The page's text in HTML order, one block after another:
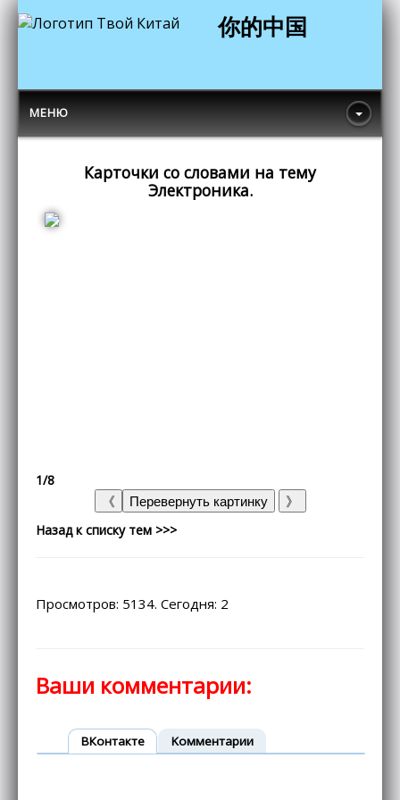
你的中国
МЕНЮ
Карточки со словами на тему
Электроника.
1/8
Назад к списку тем >>>
Просмотров: 5134. Сегодня: 2
Ваши комментарии:
ВКонтакте Kомментарии